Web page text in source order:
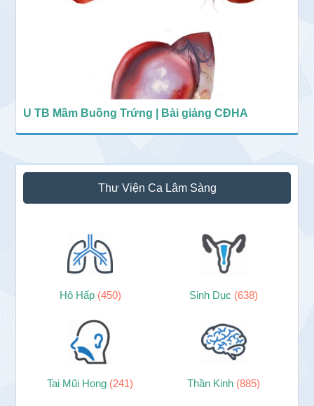
U TB Mầm Buồng Trứng | Bài giảng CĐHA
Thư Viện Ca Lâm Sàng
Hô Hấp (450) Sinh Dục (638)
Tai Mũi Họng (241) Thần Kinh (885)